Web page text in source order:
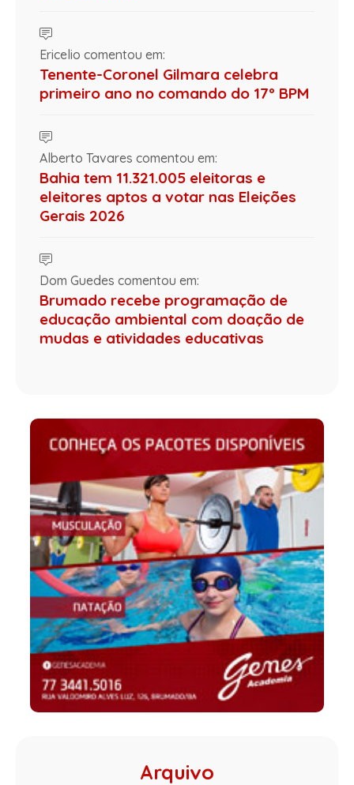
Ericelio comentou em:
Tenente-Coronel Gilmara celebra
primeiro ano no comando do 17º BPM
Alberto Tavares comentou em:
Bahia tem 11.321.005 eleitoras e
eleitores aptos a votar nas Eleições
Gerais 2026
Dom Guedes comentou em:
Brumado recebe programação de
educação ambiental com doação de
mudas e atividades educativas
Arquivo